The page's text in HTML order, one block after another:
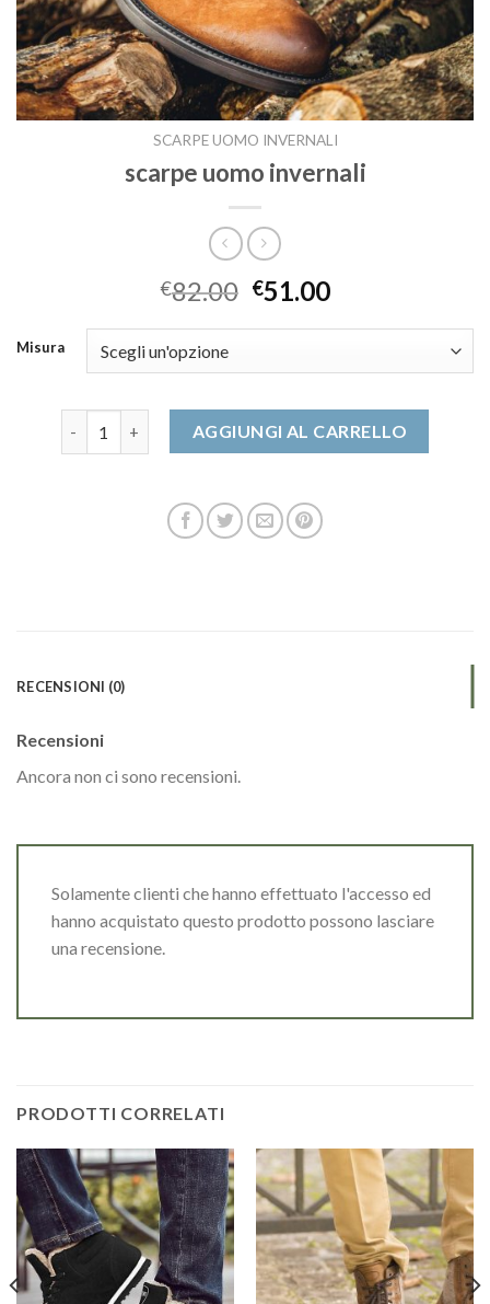
SCARPE UOMO INVERNALI
scarpe uomo invernali
€82.00 €51.00
Misura
scarpe uomo invernali quantitàAGGIUNGI AL CARRELLO
RECENSIONI (0)
Recensioni
Ancora non ci sono recensioni.
Solamente clienti che hanno effettuato l'accesso ed
hanno acquistato questo prodotto possono lasciare
una recensione.
PRODOTTI CORRELATI